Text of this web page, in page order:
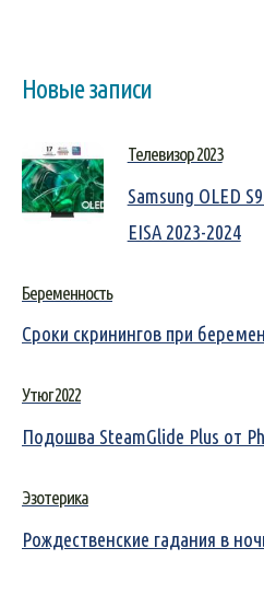
Новые записи
Телевизор 2023
Samsung OLED
EISA 2023-2024
Беременность
Сроки скринингов при
Утюг 2022
Подошва SteamGlide Plus от
Эзотерика
Рождественские гадания в